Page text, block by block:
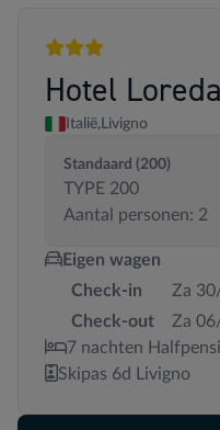
3 sterren
Hotel
Italië, Livigno
Standaard (200)
TYPE 200
Aantal personen: 2
Eigen wagen
Check-in
Za
Check-out
Za
7 nachten
Skipas 6d Livigno